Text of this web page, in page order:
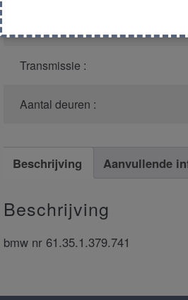
Transmissie :
Aantal deuren :
Beschrijving Aanvullende
Beschrijving
bmw nr 61.35.1.379.741